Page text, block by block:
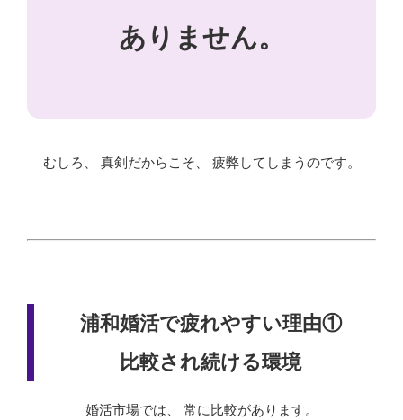
ありません。
むしろ、 真剣だからこそ、 疲弊してしまうのです。
浦和婚活で疲れやすい理由①
比較され続ける環境
婚活市場では、 常に比較があります。